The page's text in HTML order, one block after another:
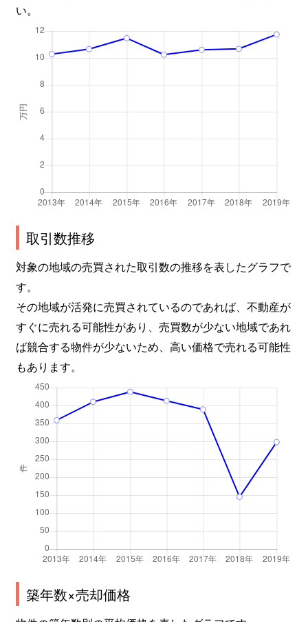
い。
取引数推移
対象の地域の売買された取引数の推移を表したグラフで
す。
その地域が活発に売買されているのであれば、不動産が
すぐに売れる可能性があり、売買数が少ない地域であれ
ば競合する物件が少ないため、高い価格で売れる可能性
もあります。
築年数×売却価格